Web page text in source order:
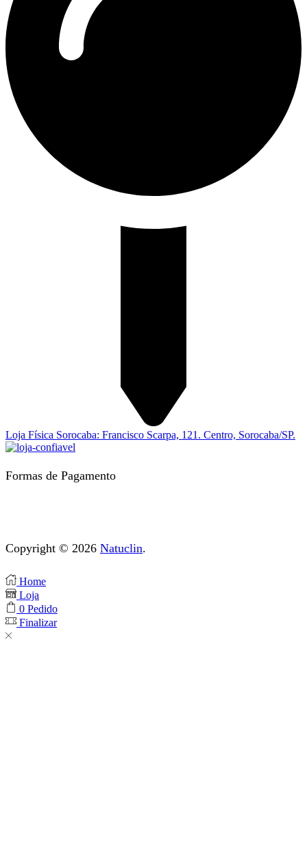
Loja Física Sorocaba: Francisco Scarpa, 121. Centro, Sorocaba/SP.
Formas de Pagamento
Copyright © 2026 Natuclin.
Home
Loja
0 Pedido
Finalizar